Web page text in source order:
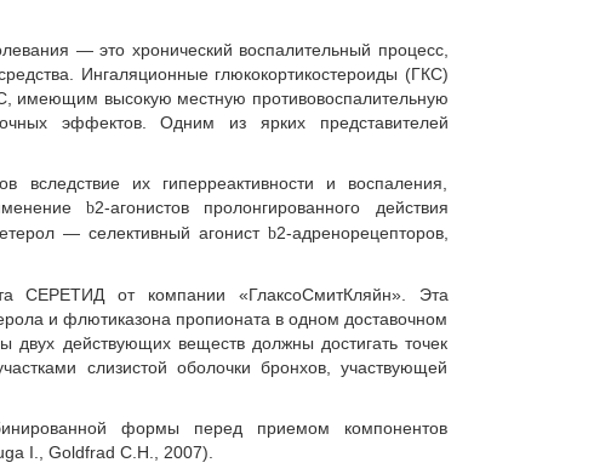
— это хронический воспалительный процесс,
Ингаляционные глюкокортикостероиды (ГКС)
имеющим высокую местную противовоспалительную
эффектов. Одним из ярких представителей
их гиперреактивности и воспаления,
b2-агонистов пролонгированного действия
— селективный агонист b2-адренорецепторов,
СЕРЕТИД от компании «ГлаксоСмитКляйн». Эта
и флютиказона пропионата в одном доставочном
двух действующих веществ должны достигать точек
слизистой оболочки бронхов, участвующей
формы перед приемом компонентов
I., Goldfrad C.H., 2007).